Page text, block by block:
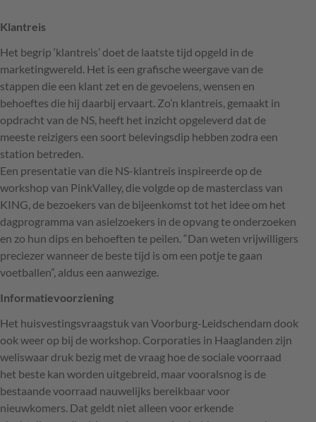
Klantreis
Het begrip ‘klantreis’ doet de laatste tijd opgeld in de
marketingwereld. Het is een grafische weergave van de
stappen die een klant zet en de gevoelens, wensen en
behoeftes die hij daarbij ervaart. Zo’n klantreis, gemaakt in
opdracht van de NS, heeft het inzicht opgeleverd dat de
meeste reizigers een soort belevingsdip hebben zodra een
station betreden.
Een presentatie van die NS-klantreis inspireerde op de
workshop van PinkValley, die volgde op de masterclass van
KING, de bezoekers van de bijeenkomst tot het idee om het
dagprogramma van asielzoekers in de opvang te onderzoeken
en zo hun dips en behoeften te peilen. “Dan weten vrijwilligers
preciezer wanneer de beste tijd is om een potje te gaan
voetballen”, aldus een aanwezige.
Informatievoorziening
Het huisvestingsvraagstuk van Voorburg-Leidschendam dook
ook weer op bij de workshop. Corporaties in Haaglanden zijn
weliswaar druk bezig met de vraag hoe de sociale voorraad
het beste kan worden uitgebreid, maar vooralsnog is de
bestaande voorraad nauwelijks bereikbaar voor
nieuwkomers. Dat geldt niet alleen voor erkende